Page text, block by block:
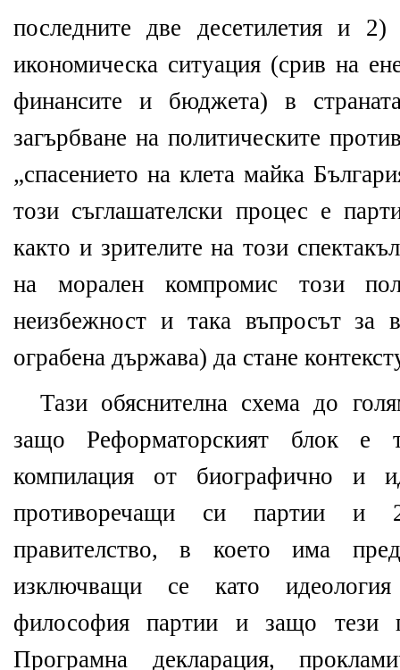
последните две десетилетия и 2)
икономическа ситуация (срив на
финансите и бюджета) в
загърбване на политическите
„спасението на клета майка
този съглашателски процес е
както и зрителите на този
на морален компромис този
неизбежност и така въпросът за
ограбена държава) да стане
Тази обяснителна схема до
защо Реформаторският блок е
компилация от биографично и
противоречащи си партии
правителство, в което има
изключващи се като
философия партии и защо тези
Програмна декларация,